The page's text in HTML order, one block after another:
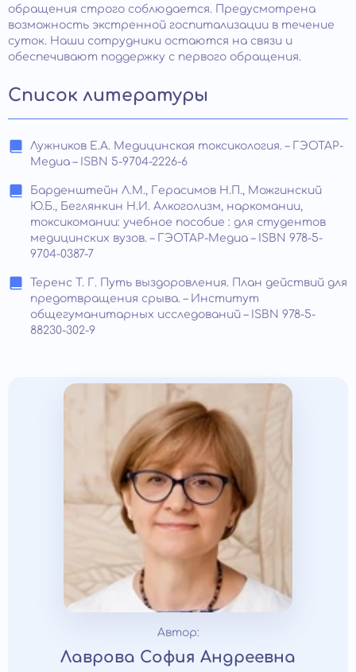
обращения строго соблюдается. Предусмотрена
возможность экстренной госпитализации в течение
суток. Наши сотрудники остаются на связи и
обеспечивают поддержку с первого обращения.
Список литературы
Лужников Е.А. Медицинская токсикология. – ГЭОТАР-
Медиа – ISBN 5-9704-2226-6
Барденштейн Л.М., Герасимов Н.П., Можгинский
Ю.Б., Беглянкин Н.И. Алкоголизм, наркомании,
токсикомании: учебное пособие : для студентов
медицинских вузов. – ГЭОТАР-Медиа – ISBN 978-5-
9704-0387-7
Теренс Т. Г. Путь выздоровления. План действий для
предотвращения срыва. – Институт
общегуманитарных исследований – ISBN 978-5-
88230-302-9
Автор:
Лаврова София Андреевна